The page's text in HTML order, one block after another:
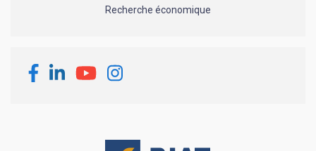
Recherche économique